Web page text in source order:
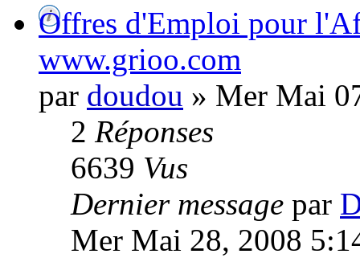
Offres d'Emploi pour
www.grioo.com
par doudou » Mer Mai
2 Réponses
6639 Vus
Dernier message par
Mer Mai 28, 2008